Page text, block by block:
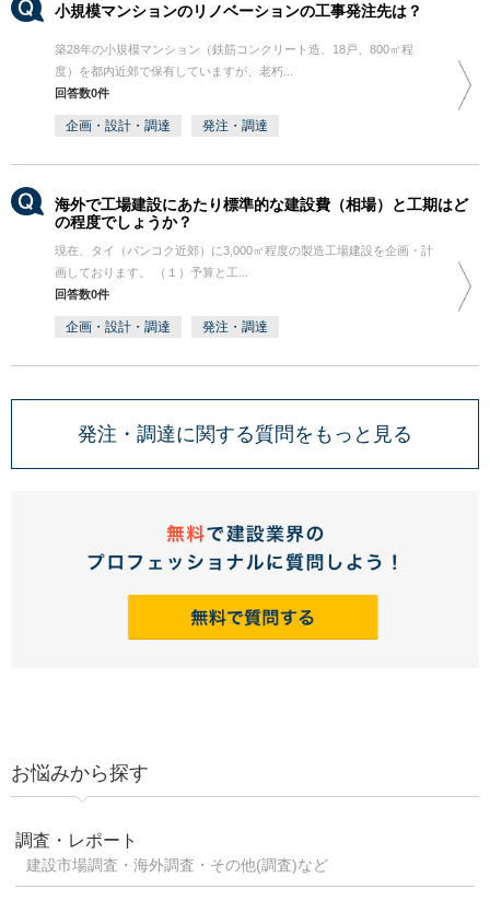
小規模マンションのリノベーションの工事発注先は？
築28年の小規模マンション（鉄筋コンクリート造、18戸、800㎡程
度）を都内近郊で保有していますが、老朽...
回答数0件
企画・設計・調達 発注・調達
海外で工場建設にあたり標準的な建設費（相場）と工期はど
の程度でしょうか？
現在、タイ（バンコク近郊）に3,000㎡程度の製造工場建設を企画・計
画しております。 （１）予算と工...
回答数0件
企画・設計・調達 発注・調達
発注・調達に関する質問をもっと見る
お悩みから探す
調査・レポート
建設市場調査・海外調査・その他(調査)など